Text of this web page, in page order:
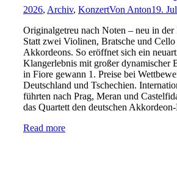
2026, Archiv, KonzertVon Anton19.
Originalgetreu nach Noten – neu in der
Statt zwei Violinen, Bratsche und
Akkordeons. So eröffnet sich ein
Klangerlebnis mit großer dynamischer
in Fiore gewann 1. Preise bei
Deutschland und Tschechien.
führten nach Prag, Meran und
das Quartett den deutschen
Read more